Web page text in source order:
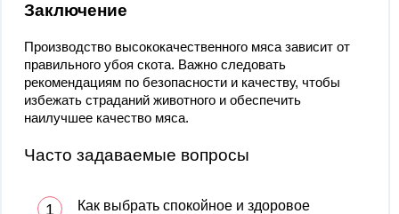
Заключение
Производство высококачественного мяса зависит от
правильного убоя скота. Важно следовать
рекомендациям по безопасности и качеству, чтобы
избежать страданий животного и обеспечить
наилучшее качество мяса.
Часто задаваемые вопросы
Как выбрать спокойное и здоровое